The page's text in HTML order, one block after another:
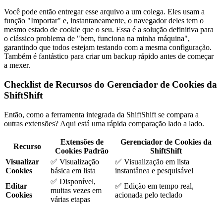
Você pode então entregar esse arquivo a um colega. Eles usam a
função "Importar" e, instantaneamente, o navegador deles tem o
mesmo estado de cookie que o seu. Essa é a solução definitiva para
o clássico problema de "bem, funciona na minha máquina",
garantindo que todos estejam testando com a mesma configuração.
Também é fantástico para criar um backup rápido antes de começar
a mexer.
Checklist de Recursos do Gerenciador de Cookies da
ShiftShift
Então, como a ferramenta integrada da ShiftShift se compara a
outras extensões? Aqui está uma rápida comparação lado a lado.
Recurso
Extensões de
Cookies Padrão
Gerenciador de Cookies da
ShiftShift
Visualizar
Cookies
✅ Visualização
básica em lista
✅ Visualização em lista
instantânea e pesquisável
Editar
Cookies
✅ Disponível,
muitas vezes em
várias etapas
✅ Edição em tempo real,
acionada pelo teclado